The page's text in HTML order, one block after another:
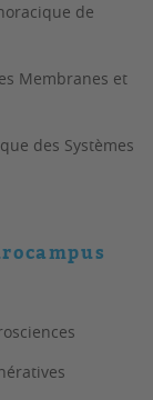
de
Membranes et
des Systèmes